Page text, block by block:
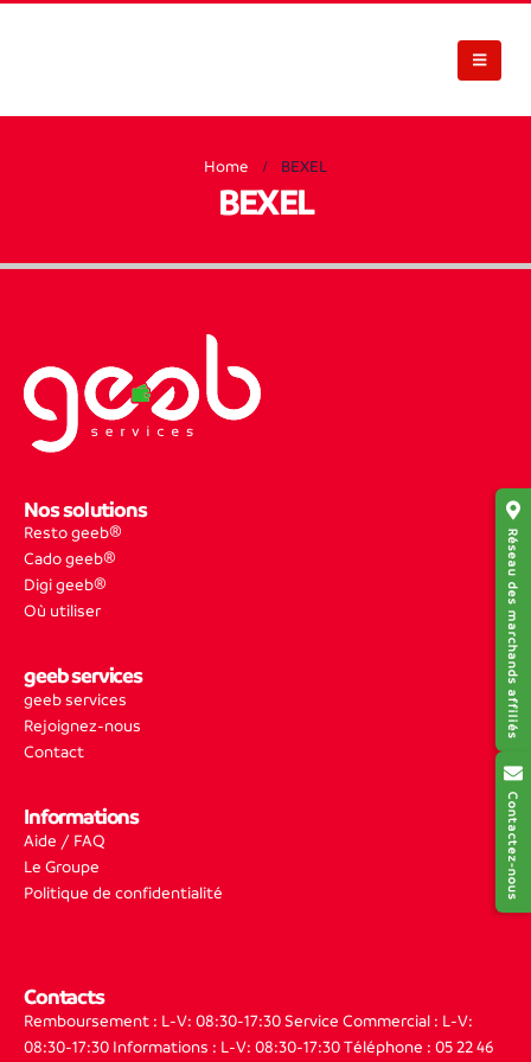
Réseau des marchands affiliés
Contactez-nous
Home BEXEL
BEXEL
Nos solutions
Resto geeb®
Cado geeb®
Digi geeb®
Où utiliser
geeb services
geeb services
Rejoignez-nous
Contact
Informations
Aide / FAQ
Le Groupe
Politique de confidentialité
Contacts
Remboursement : L-V: 08:30-17:30 Service Commercial : L-V:
08:30-17:30 Informations : L-V: 08:30-17:30 Téléphone : 05 22 46